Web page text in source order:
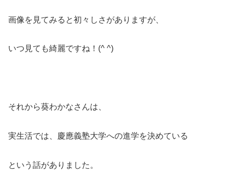
画像を見てみると初々しさがありますが、
いつ見ても綺麗ですね！(^ ^)
それから葵わかなさんは、
実生活では、慶應義塾大学への進学を決めている
という話がありました。